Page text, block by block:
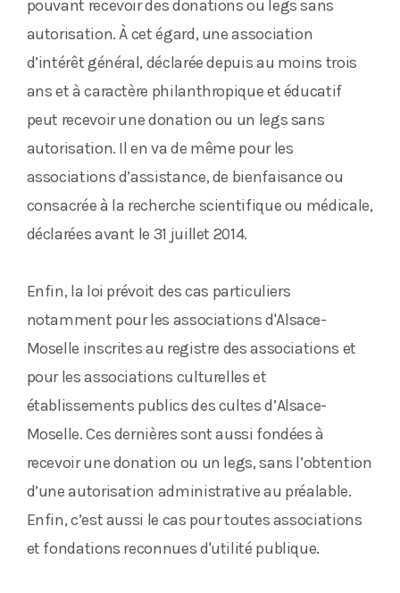
pouvant recevoir des donations ou legs sans
autorisation. À cet égard, une association
d’intérêt général, déclarée depuis au moins trois
ans et à caractère philanthropique et éducatif
peut recevoir une donation ou un legs sans
autorisation. Il en va de même pour les
associations d’assistance, de bienfaisance ou
consacrée à la recherche scientifique ou médicale,
déclarées avant le 31 juillet 2014.
Enfin, la loi prévoit des cas particuliers
notamment pour les associations d'Alsace-
Moselle inscrites au registre des associations et
pour les associations culturelles et
établissements publics des cultes d’Alsace-
Moselle. Ces dernières sont aussi fondées à
recevoir une donation ou un legs, sans l’obtention
d’une autorisation administrative au préalable.
Enfin, c’est aussi le cas pour toutes associations
et fondations reconnues d'utilité publique.